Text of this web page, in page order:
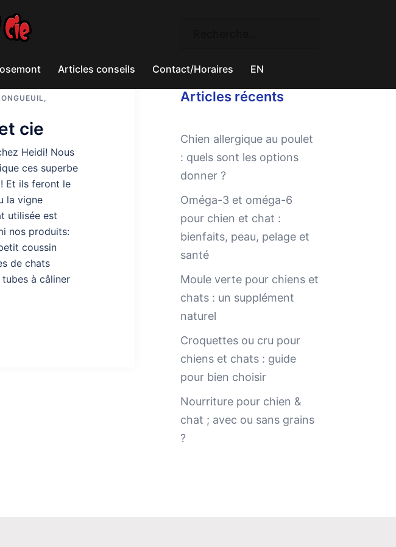
Articles conseils Contact/Horaires EN
,
cie
Heidi! Nous
ces superbe
Et ils feront le
la vigne
utilisée est
nos produits:
coussin
de chats
à câliner
Articles récents
Chien allergique au poulet
: quels sont les options
donner ?
Oméga-3 et oméga-6
pour chien et chat :
bienfaits, peau, pelage et
santé
Moule verte pour chiens et
chats : un supplément
naturel
Croquettes ou cru pour
chiens et chats : guide
pour bien choisir
Nourriture pour chien &
chat ; avec ou sans grains
?